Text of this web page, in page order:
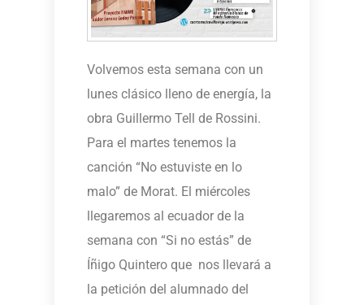
Volvemos esta semana con un
lunes clásico lleno de energía, la
obra Guillermo Tell de Rossini.
Para el martes tenemos la
canción “No estuviste en lo
malo” de Morat. El miércoles
llegaremos al ecuador de la
semana con “Si no estás” de
Íñigo Quintero que nos llevará a
la petición del alumnado del